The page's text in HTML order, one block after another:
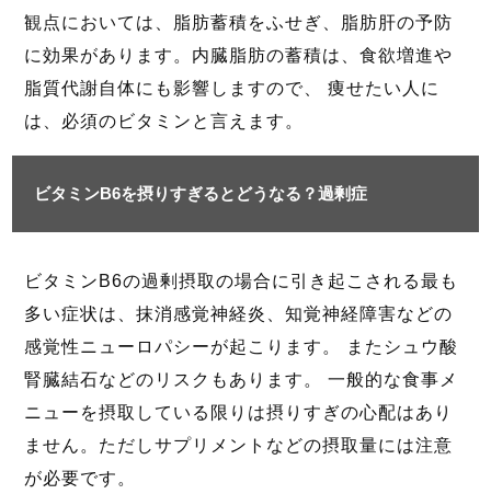
観点においては、脂肪蓄積をふせぎ、脂肪肝の予防
に効果があります。内臓脂肪の蓄積は、食欲増進や
脂質代謝自体にも影響しますので、 痩せたい人に
は、必須のビタミンと言えます。
ビタミンB6を摂りすぎるとどうなる？過剰症
ビタミンB6の過剰摂取の場合に引き起こされる最も
多い症状は、抹消感覚神経炎、知覚神経障害などの
感覚性ニューロパシーが起こります。 またシュウ酸
腎臓結石などのリスクもあります。 一般的な食事メ
ニューを摂取している限りは摂りすぎの心配はあり
ません。ただしサプリメントなどの摂取量には注意
が必要です。